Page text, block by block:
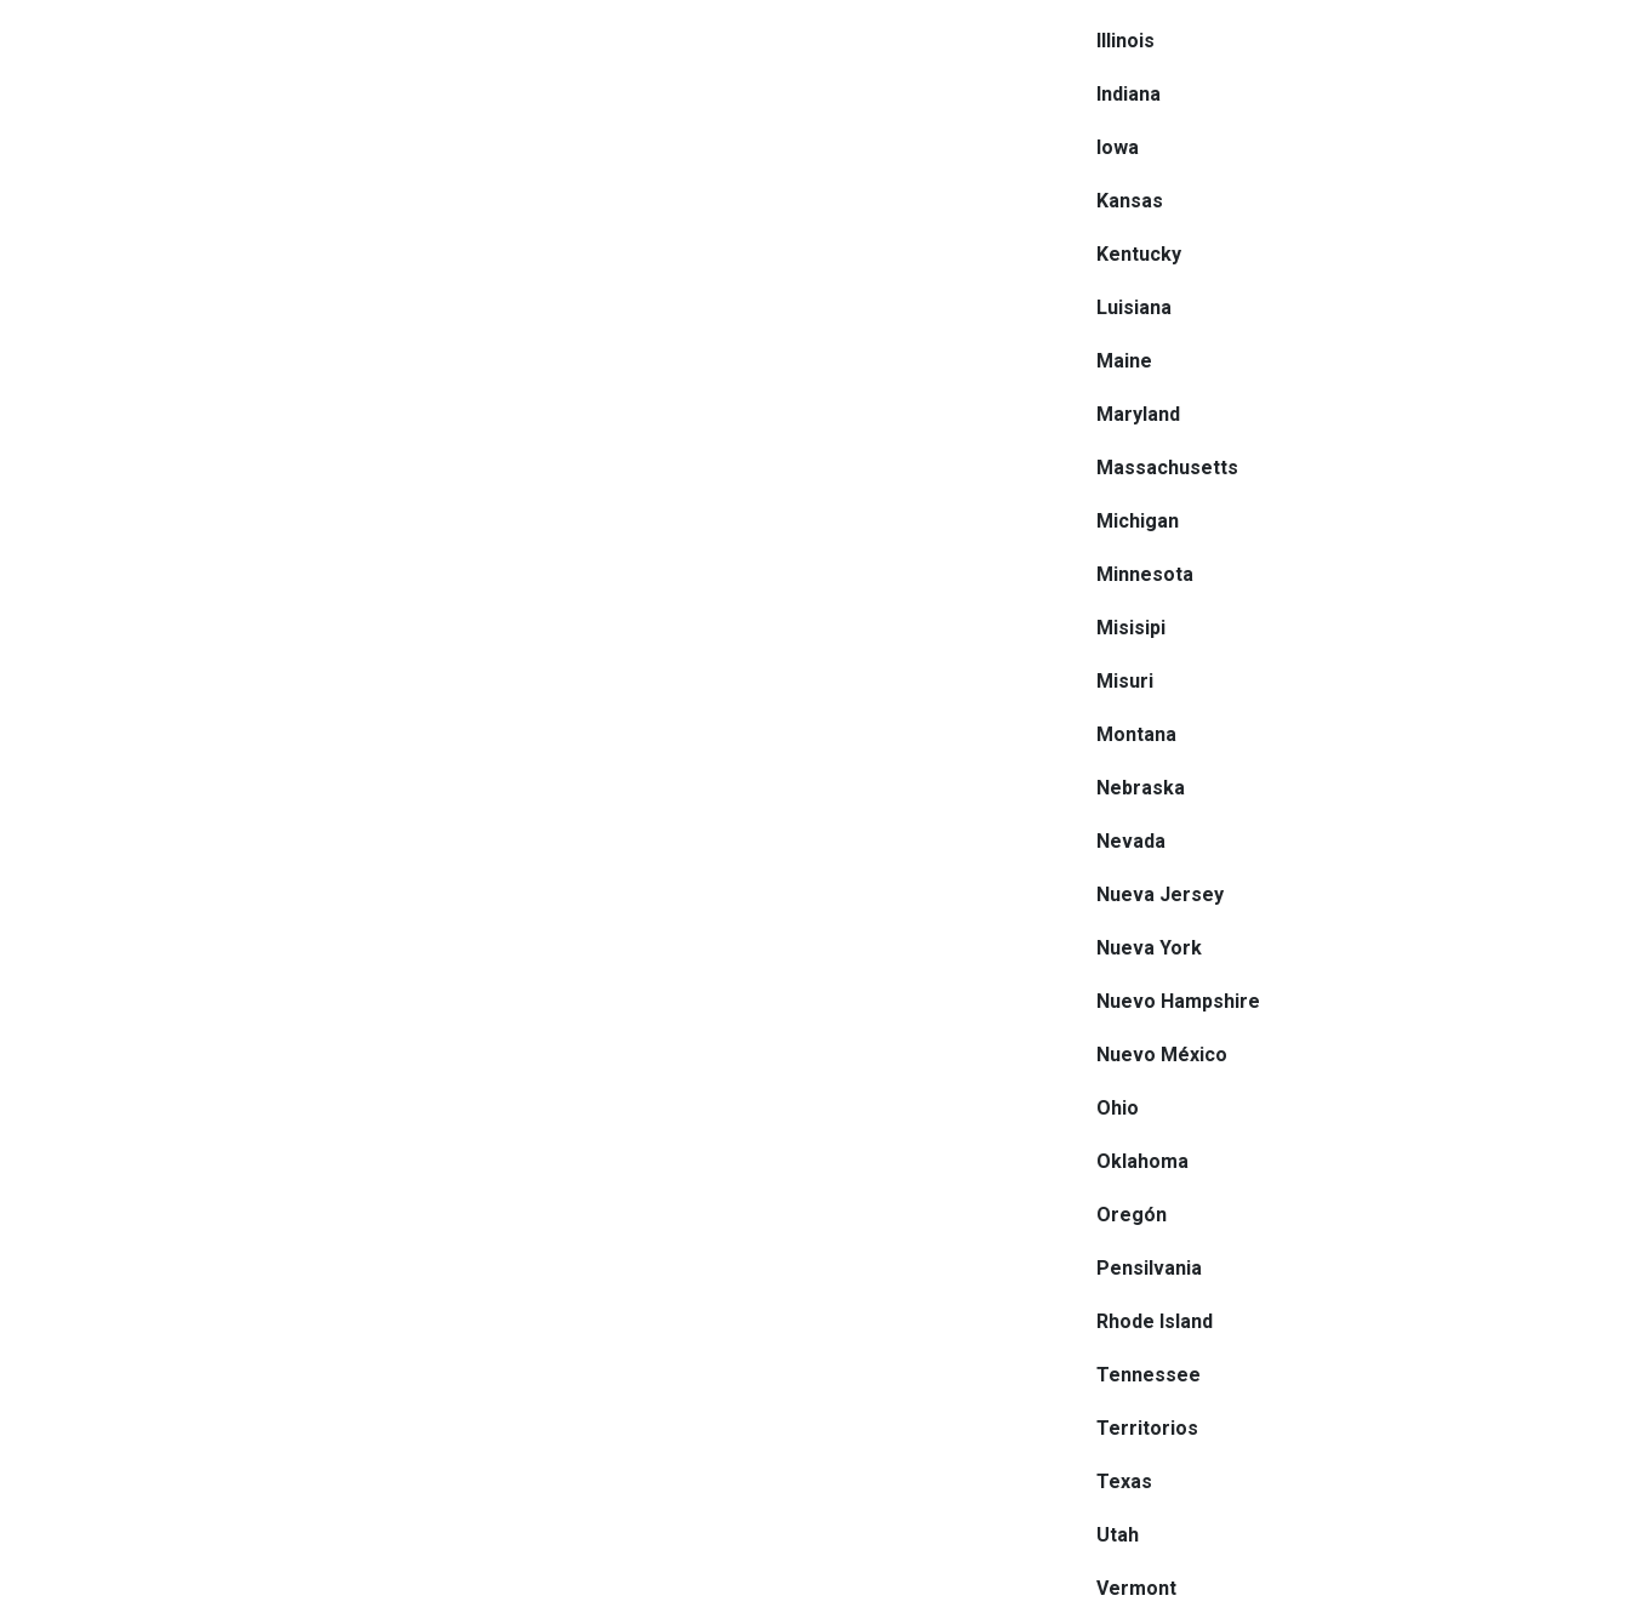
Illinois
Indiana
Iowa
Kansas
Kentucky
Luisiana
Maine
Maryland
Massachusetts
Michigan
Minnesota
Misisipi
Misuri
Montana
Nebraska
Nevada
Nueva Jersey
Nueva York
Nuevo Hampshire
Nuevo México
Ohio
Oklahoma
Oregón
Pensilvania
Rhode Island
Tennessee
Territorios
Texas
Utah
Vermont